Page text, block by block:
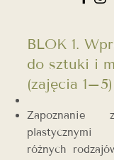
BLOK 1.
do sztuki i
(zajęcia 1–5)
Zapoznanie
różnych